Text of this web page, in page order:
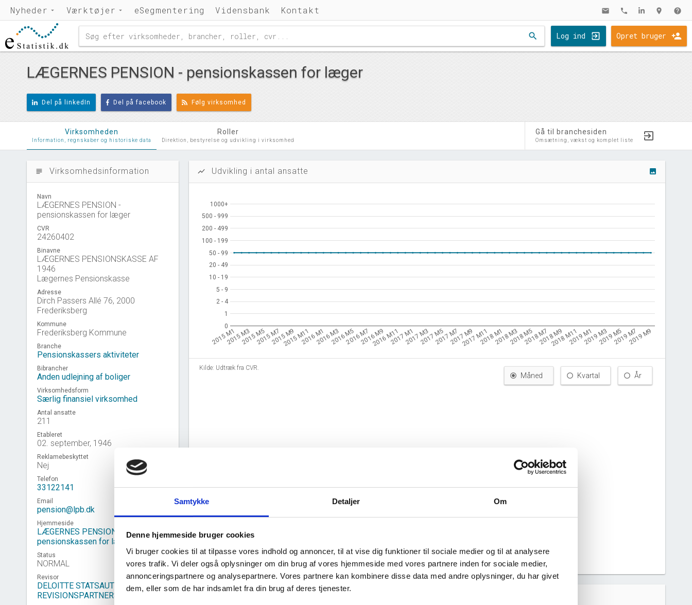
Samtykke Detaljer Om
Denne hjemmeside bruger cookies
Vi bruger cookies til at tilpasse vores indhold og annoncer, til at vise dig funktioner til sociale medier og til at analysere
vores trafik. Vi deler også oplysninger om din brug af vores hjemmeside med vores partnere inden for sociale medier,
annonceringspartnere og analysepartnere. Vores partnere kan kombinere disse data med andre oplysninger, du har givet
dem, eller som de har indsamlet fra din brug af deres tjenester.
Nyheder Værktøjer eSegmentering Vidensbank Kontakt mail phone location_on help
search Log ind Opret bruger
LÆGERNES PENSION - pensionskassen for læger
Del på linkedIn Del på facebook Følg virksomhed
Virksomheden
Information, regnskaber og historiske data
Roller
Direktion, bestyrelse og udvikling i virksomhed
Gå til branchesiden
Omsætning, vækst og komplet liste
subject Virksomhedsinformation
Navn
LÆGERNES PENSION -
pensionskassen for læger
CVR
24260402
Binavne
LÆGERNES PENSIONSKASSE AF
1946
Lægernes Pensionskasse
Adresse
Dirch Passers Allé 76, 2000
Frederiksberg
Kommune
Frederiksberg Kommune
Branche
Pensionskassers aktiviteter
Bibrancher
Anden udlejning af boliger
Virksomhedsform
Særlig finansiel virksomhed
Antal ansatte
211
Etableret
02. september, 1946
Reklamebeskyttet
Nej
Telefon
33122141
Email
pension@lpb.dk
Hjemmeside
LÆGERNES PENSION -
pensionskassen for læger
Status
NORMAL
Revisor
DELOITTE STATSAUTORISERET
REVISIONSPARTNERSELSKAB
show_chart Udvikling i antal ansatte image
2015 M12015 M32015 M52015 M72015 M92015 M112016 M12016 M32016 M52016 M72016 M92016 M112017 M12017 M32017 M52017 M72017 M92017 M112018 M12018 M32018 M52018 M72018 M92018 M112019 M12019 M32019 M52019 M72019 M9
0
0
11
2 - 4
2 - 4
5 - 9
5 - 9
10 - 19
10 - 19
20 - 49
20 - 49
50 - 99
50 - 99
100 - 199
100 - 199
200 - 499
200 - 499
500 - 999
500 - 999
1000+
1000+
Kilde: Udtræk fra CVR.
Måned Kvartal År
Virksomhedshistorik